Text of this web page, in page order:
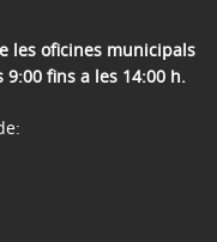
les oficines municipals
fins a les 14:00 h.